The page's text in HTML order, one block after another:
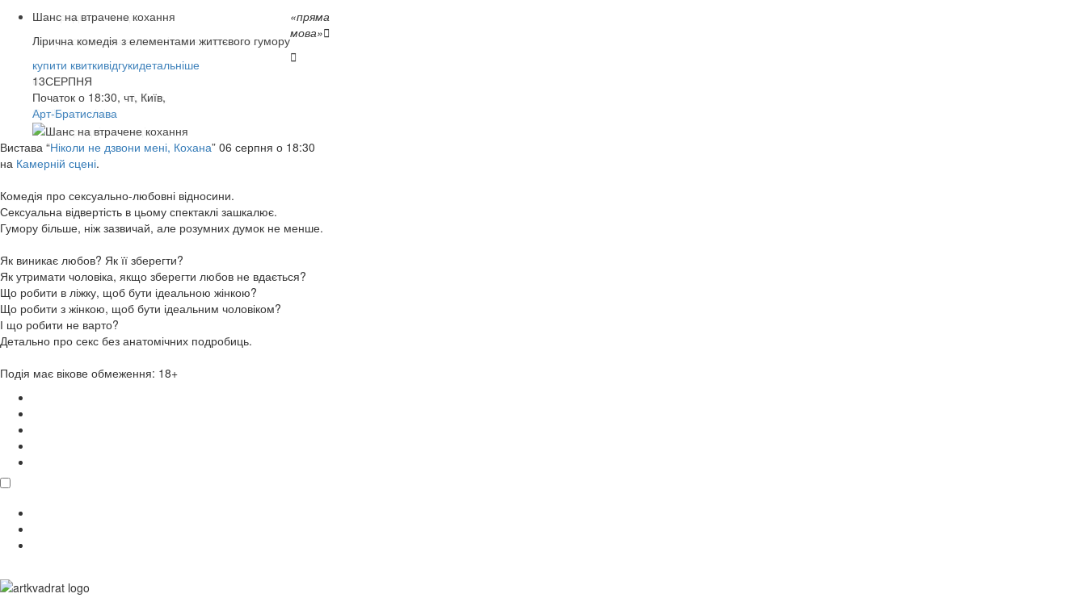
купити квиткивідгукидетальніше
08СЕРПНЯ
Caribbean club
Шанс на втрачене кохання
Лірична комедія з елементами життєвого гумору
купити квиткивідгукидетальніше
13СЕРПНЯ
Початок о 18:30, чт, Київ,
Арт-Братислава
купити квиткивідгукидетальніше
14СЕРПНЯ
Origin Stage
купити квиткивідгукидетальніше
14СЕРПНЯ
КАМЕРНА СЦЕНА
купити квиткивідгукидетальніше
15СЕРПНЯ
Caribbean club
«пряма
мова»

Вистава “Ніколи не дзвони мені, Кохана” 06 серпня о 18:30
на Камерній сцені.
Комедія про сексуально-любовні відносини.
Сексуальна відвертість в цьому спектаклі зашкалює.
Гумору більше, ніж зазвичай, але розумних думок не менше.
Як виникає любов? Як її зберегти?
Як утримати чоловіка, якщо зберегти любов не вдається?
Що робити в ліжку, щоб бути ідеальною жінкою?
Що робити з жінкою, щоб бути ідеальним чоловіком?
І що робити не варто?
Детально про секс без анатомічних подробиць.
Подія має вікове обмеження: 18+